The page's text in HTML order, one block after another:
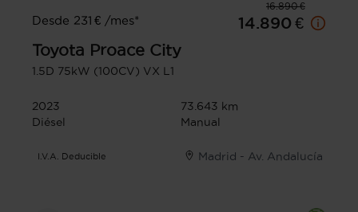
16.890 €
Desde 231 € /mes*
14.890 €
Toyota Proace City
1.5D 75kW (100CV) VX L1
2023
73.643 km
Diésel
Manual
I.V.A. Deducible Madrid - Av. Andalucía